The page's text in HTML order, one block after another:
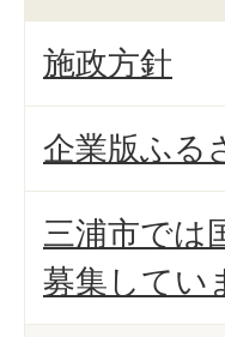
施政方針
企業版ふる
三浦市では
募集してい